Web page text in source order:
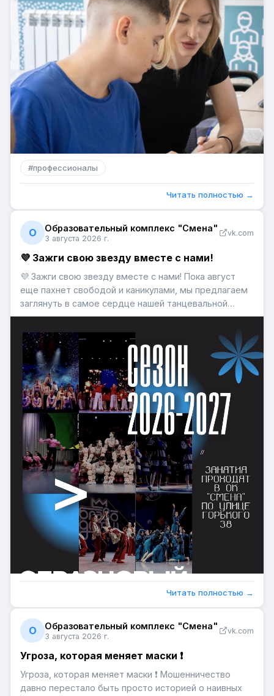
#профессионалы
Читать полностью →
О Образовательный комплекс "Смена"
3 августа 2026 г.
vk.com
💜 Зажги свою звезду вместе с нами!
💜 Зажги свою звезду вместе с нами! Пока август
еще пахнет свободой и каникулами, мы предлагаем
заглянуть в самое сердце нашей танцевальной
семьи - [club58520459|Образцовый коллектив Baby
street]. Здесь не просто учат движениям под музыку
— здесь создают пространство, где каждый
ребенок чувствует с
Читать полностью →
О Образовательный комплекс "Смена"
3 августа 2026 г.
vk.com
Угроза, которая меняет маски ❗
Угроза, которая меняет маски ❗ Мошенничество
давно перестало быть просто историей о наивных